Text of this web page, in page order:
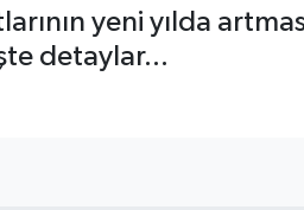
yeni yılda
detaylar...